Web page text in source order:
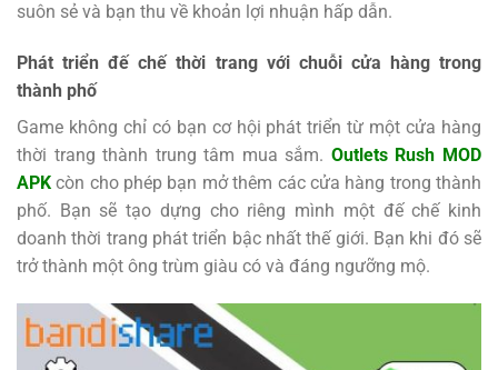
suôn sẻ và bạn thu về khoản lợi nhuận hấp dẫn.
Phát triển đế chế thời trang với chuỗi cửa hàng trong
thành phố
Game không chỉ có bạn cơ hội phát triển từ một cửa hàng
thời trang thành trung tâm mua sắm. Outlets Rush MOD
APK còn cho phép bạn mở thêm các cửa hàng trong thành
phố. Bạn sẽ tạo dựng cho riêng mình một đế chế kinh
doanh thời trang phát triển bậc nhất thế giới. Bạn khi đó sẽ
trở thành một ông trùm giàu có và đáng ngưỡng mộ.